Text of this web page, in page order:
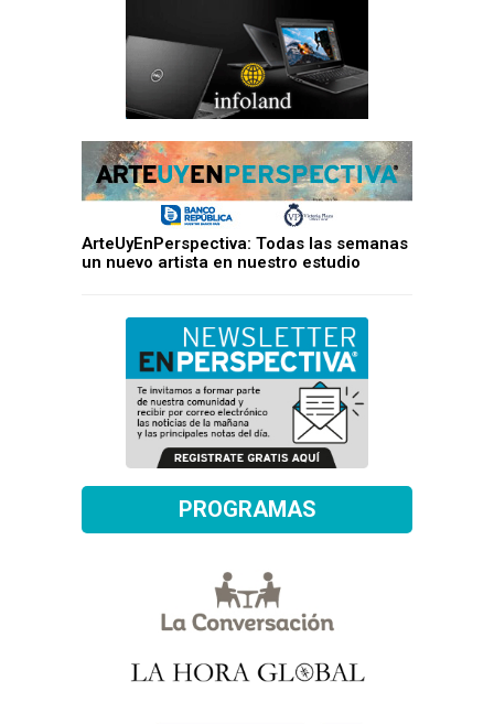
ArteUyEnPerspectiva: Todas las semanas
un nuevo artista en nuestro estudio
PROGRAMAS